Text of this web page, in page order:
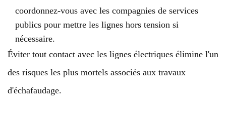
coordonnez-vous avec les compagnies de services
publics pour mettre les lignes hors tension si
nécessaire.
Éviter tout contact avec les lignes électriques élimine l'un
des risques les plus mortels associés aux travaux
d'échafaudage.